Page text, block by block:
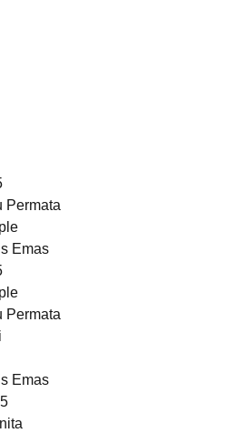
Permata
Emas
Permata
Emas